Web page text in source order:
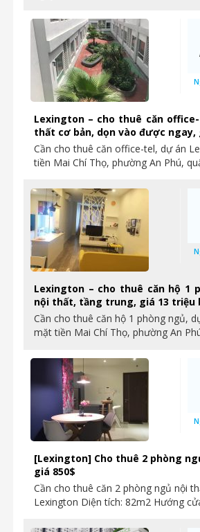
Lexington – cho thuê căn
thất cơ bản, dọn vào được ngay,
Cần cho thuê căn office-tel, dự án
tiền Mai Chí Thọ, phường An Phú,
Lexington – cho thuê căn hộ 1
nội thất, tầng trung, giá 13 triệu
Cần cho thuê căn hộ 1 phòng ngủ,
mặt tiền Mai Chí Thọ, phường An
[Lexington] Cho thuê 2 phòng
giá 850$
Cần cho thuê căn 2 phòng ngủ nội
Lexington Diện tích: 82m2 Hướng